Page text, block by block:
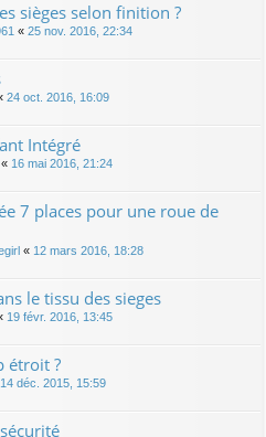
sièges selon finition ?
« 25 nov. 2016, 22:34
24 oct. 2016, 16:09
Intégré
« 16 mai 2016, 21:24
7 places pour une roue de
« 12 mars 2016, 18:28
le tissu des sieges
19 févr. 2016, 13:45
étroit ?
14 déc. 2015, 15:59